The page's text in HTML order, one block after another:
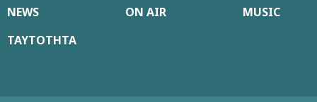
NEWS ON AIR
MUSIC
ΤΑΥΤΟΤΗΤΑ